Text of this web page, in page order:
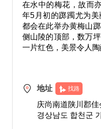
在水中的梅花，故而
年5月初的踯躅尤为
都会在此举办黄梅山
侧山陵的顶部，数万
一片红色，美景令人陶
地址 找路
庆尚南道陕川郡
경상남도 합천군